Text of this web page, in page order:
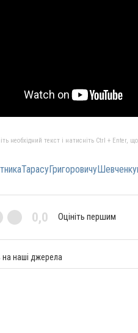
необхідний текст і натисніть Ctrl + Enter,
0,0 Оцініть першим
на наші джерела